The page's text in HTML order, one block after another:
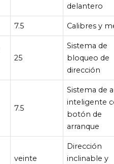
delantero
7.5 Calibres y
25
Sistema de
bloqueo de
dirección
7.5
Sistema de
inteligente
botón de
arranque
veinte
Dirección
inclinable y